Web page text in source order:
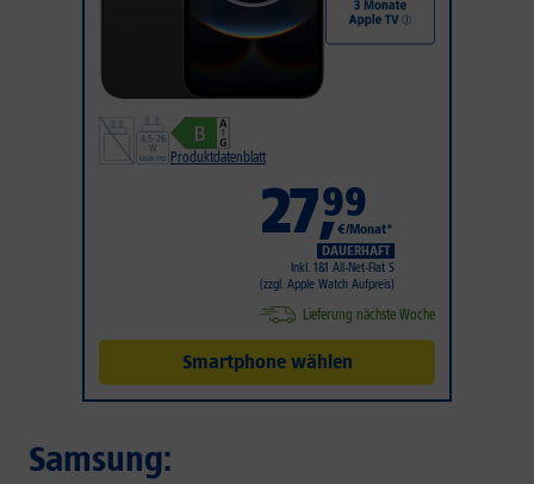
Produktdatenblatt
27,99
€/Monat*
DAUERHAFT
Inkl. 1&1 All-Net-Flat S
(zzgl. Apple Watch Aufpreis)
Lieferung nächste Woche
Smartphone wählen
Samsung: